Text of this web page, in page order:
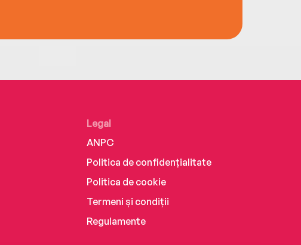
Legal
ANPC
Politica de confidențialitate
Politica de cookie
Termeni și condiții
Regulamente